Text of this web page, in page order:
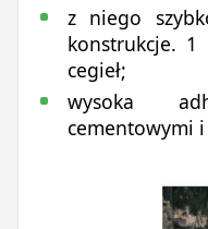
z niego
konstrukcje.
cegieł;
wysoka
cementowymi